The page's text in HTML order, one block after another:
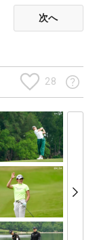
次へ
28